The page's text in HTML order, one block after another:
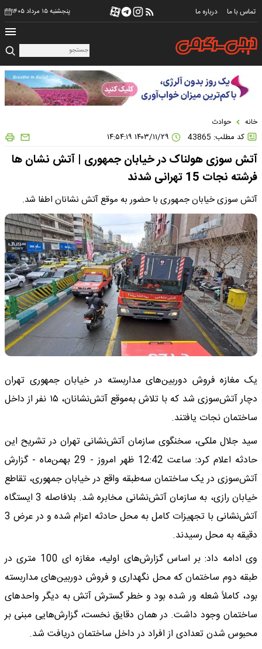
تماس با ما درباره ما پنجشنبه ۱۵ مرداد ۱۴۰۵
خانه حوادث
کد مطلب: 43865
آتش سوزی هولناک در خیابان جمهوری | آتش نشان ها
فرشته نجات 15 تهرانی شدند
آتش سوزی خیابان جمهوری با حضور به موقع آتش نشانان اطفا شد.
یک مغازه فروش دوربین‌های مداربسته در خیابان جمهوری تهران
دچار آتش‌سوزی شد که با تلاش به‌موقع آتش‌نشانان، ۱۵ نفر از داخل
ساختمان نجات یافتند.
سید جلال ملکی، سخنگوی سازمان آتش‌نشانی تهران در تشریح این
حادثه اعلام کرد: ساعت 12:42 ظهر امروز - 29 بهمن‌ماه - گزارش
آتش‌سوزی در یک ساختمان سه‌طبقه واقع در خیابان جمهوری، تقاطع
خیابان رازی، به سازمان آتش‌نشانی مخابره شد. بلافاصله 3 ایستگاه
آتش‌نشانی با تجهیزات کامل به محل حادثه اعزام شده و در عرض 3
دقیقه به محل رسیدند.
وی ادامه داد: بر اساس گزارش‌های اولیه، مغازه‌ ای 100 متری در
طبقه دوم ساختمان که محل نگهداری و فروش دوربین‌های مداربسته
بود، کاملاً شعله‌ ور شده بود و خطر گسترش آتش به دیگر واحدهای
ساختمان وجود داشت. در همان دقایق نخست، گزارش‌هایی مبنی بر
محبوس شدن تعدادی از افراد در داخل ساختمان دریافت شد.